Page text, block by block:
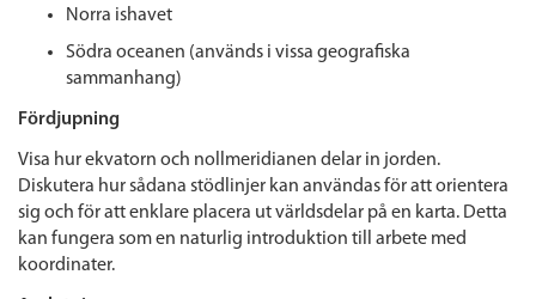
Norra ishavet
Södra oceanen (används i vissa geografiska
sammanhang)
Fördjupning
Visa hur ekvatorn och nollmeridianen delar in jorden.
Diskutera hur sådana stödlinjer kan användas för att orientera
sig och för att enklare placera ut världsdelar på en karta. Detta
kan fungera som en naturlig introduktion till arbete med
koordinater.